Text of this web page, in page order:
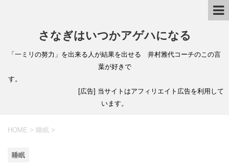
さなぎはいつかアゲハになる
「一ミリの努力」を出来る人が結果を出せる 井村雅代コーチのこの言
葉が好きで
す。
[広告] 当サイトはアフィリエイト広告を利用して
います。
HOME > 睡眠 >
睡眠